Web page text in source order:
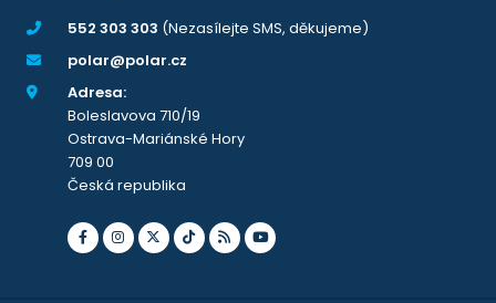
552 303 303 (Nezasílejte SMS, děkujeme)
polar@polar.cz
Adresa:
Boleslavova 710/19
Ostrava-Mariánské Hory
709 00
Česká republika